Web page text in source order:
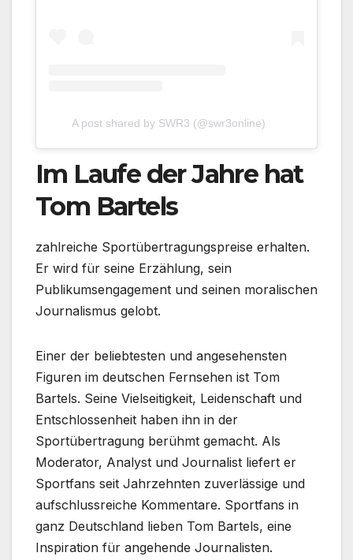
A post shared by SWR3 (@swr3online)
Im Laufe der Jahre hat
Tom Bartels
zahlreiche Sportübertragungspreise erhalten.
Er wird für seine Erzählung, sein
Publikumsengagement und seinen moralischen
Journalismus gelobt.
Einer der beliebtesten und angesehensten
Figuren im deutschen Fernsehen ist Tom
Bartels. Seine Vielseitigkeit, Leidenschaft und
Entschlossenheit haben ihn in der
Sportübertragung berühmt gemacht. Als
Moderator, Analyst und Journalist liefert er
Sportfans seit Jahrzehnten zuverlässige und
aufschlussreiche Kommentare. Sportfans in
ganz Deutschland lieben Tom Bartels, eine
Inspiration für angehende Journalisten.